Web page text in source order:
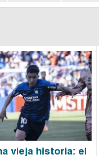
vieja historia: el